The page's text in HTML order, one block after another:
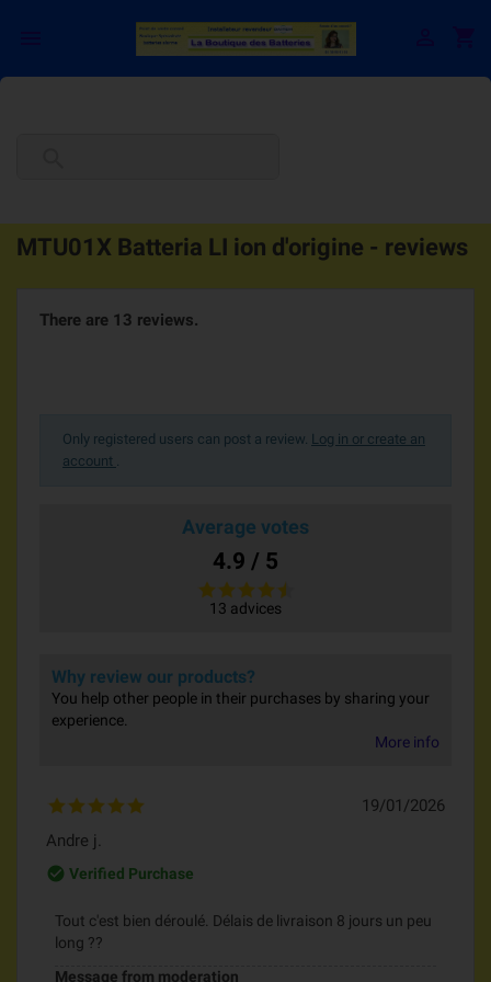
MTU01X Batteria LI ion d'origine - reviews
There are 13 reviews.
Only registered users can post a review. Log in or create an
account .
Average votes
4.9 / 5
13 advices
Why review our products?
You help other people in their purchases by sharing your
experience.
More info
19/01/2026
Andre j.
check_circle_outline
Verified Purchase
Tout c'est bien déroulé. Délais de livraison 8 jours un peu
long ??
Message from moderation